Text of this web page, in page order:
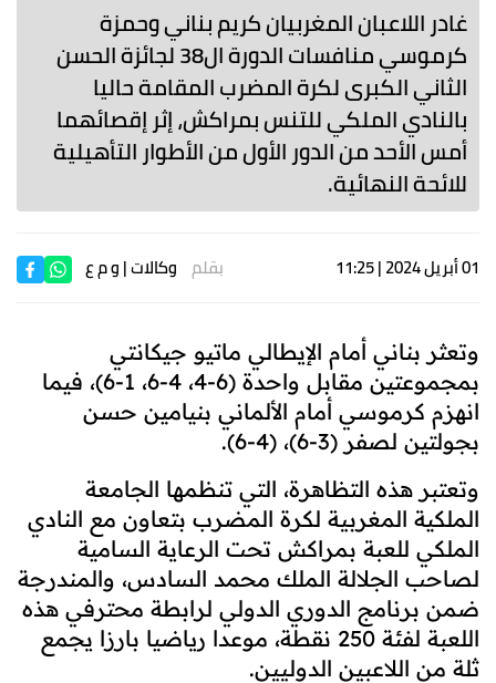
غادر اللاعبان المغربيان كريم بناني وحمزة
كرموسي منافسات الدورة ال38 لجائزة الحسن
الثاني الكبرى لكرة المضرب المقامة حاليا
بالنادي الملكي للتنس بمراكش، إثر إقصائهما
أمس الأحد من الدور الأول من الأطوار التأهيلية
للائحة النهائية.
01 أبريل 2024 | 11:25 بقلم وكالات| و م ع
وتعثر بناني أمام الإيطالي ماتيو جيكانتي
بمجموعتين مقابل واحدة (6-4، 4-6، 1-6)، فيما
انهزم كرموسي أمام الألماني بنيامين حسن
بجولتين لصفر (3-6)، (4-6).
وتعتبر هذه التظاهرة، التي تنظمها الجامعة
الملكية المغربية لكرة المضرب بتعاون مع النادي
الملكي للعبة بمراكش تحت الرعاية السامية
لصاحب الجلالة الملك محمد السادس، والمندرجة
ضمن برنامج الدوري الدولي لرابطة محترفي هذه
اللعبة لفئة 250 نقطة، موعدا رياضيا بارزا يجمع
ثلة من اللاعبين الدوليين.